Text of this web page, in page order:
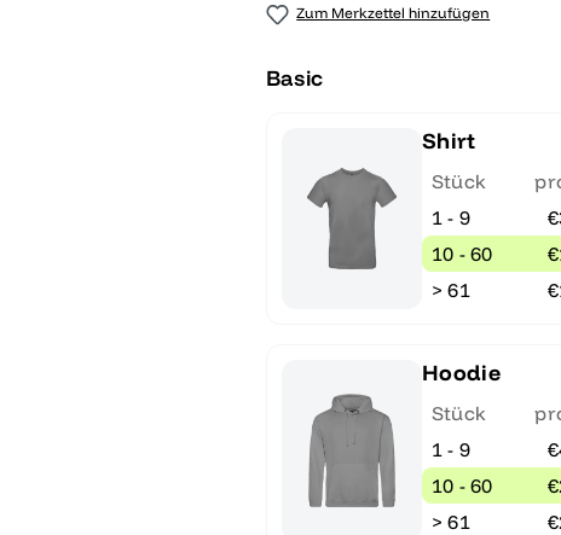
Zum Merkzettel hinzufügen
Basic
Shirt
Stück
1 - 9
10 - 60
> 61
Hoodie
Stück
1 - 9
10 - 60
> 61